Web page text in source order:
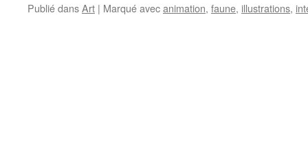
Publié dansArt | Marqué avecanimation, faune, illustrations,